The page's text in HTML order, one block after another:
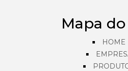
Mapa
HOME